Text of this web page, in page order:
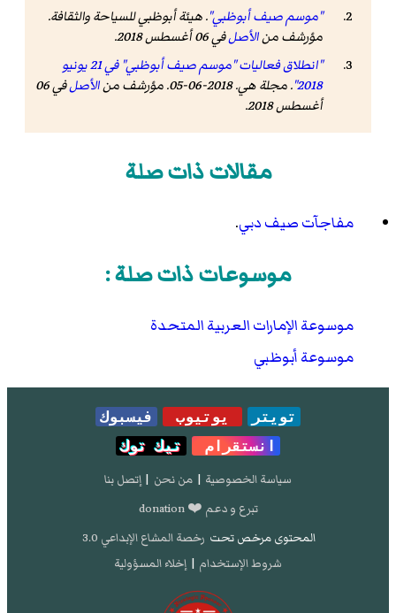
"موسم صيف أبوظبي".هيئة أبوظبي للسياحة والثقافة.
مؤرشف منالأصلفي 06 أغسطس 2018
.
"انطلاق فعاليات "موسم صيف أبوظبي" في 21 يونيو
2018"
.مجلة هي. 2018-06-05. مؤرشف من الأصل
في 06
أغسطس 2018
.
مقالات ذات صلة
مفاجآت صيف دبي.
موسوعات ذات صلة :
موسوعة الإمارات العربية المتحدة
موسوعة أبوظبي
تويتر يوتيوب
فيسبوك
انستقرام
تيك توك
سياسة الخصوصية | من نحن | إتصل بنا
تبرع و دعم ❤️ donation
المحتوى مرخص تحت رخصة المشاع الإبداعي 3.0
شروط الإستخدام | إخلاء المسؤولية